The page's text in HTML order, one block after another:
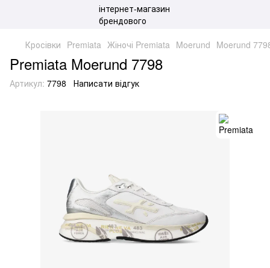
Кросівки Premiata Жіночі Premiata Moerund Moerund
Premiata Moerund 7798
Артикул: 7798 Написати відгук